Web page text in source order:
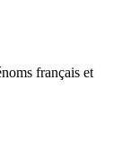
français et